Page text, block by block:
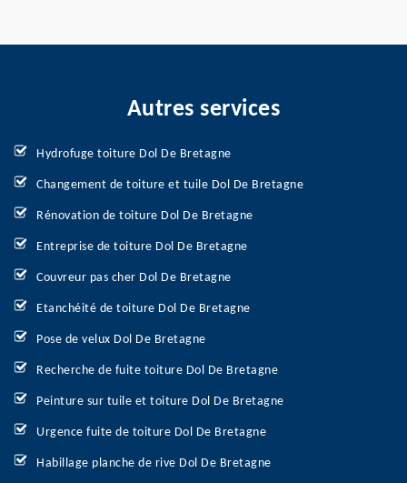
Autres services
Hydrofuge toiture Dol De Bretagne
Changement de toiture et tuile Dol De Bretagne
Rénovation de toiture Dol De Bretagne
Entreprise de toiture Dol De Bretagne
Couvreur pas cher Dol De Bretagne
Etanchéité de toiture Dol De Bretagne
Pose de velux Dol De Bretagne
Recherche de fuite toiture Dol De Bretagne
Peinture sur tuile et toiture Dol De Bretagne
Urgence fuite de toiture Dol De Bretagne
Habillage planche de rive Dol De Bretagne